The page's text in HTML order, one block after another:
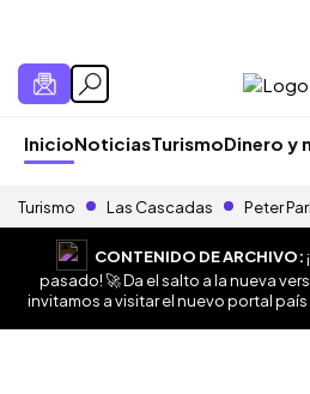
InicioNoticiasTurismoDinero y
Turismo Las Cascadas Peter
CONTENIDO DE ARCHIVO:
pasado! 🚀 Da el salto a la nueva
invitamos a visitar el nuevo portal